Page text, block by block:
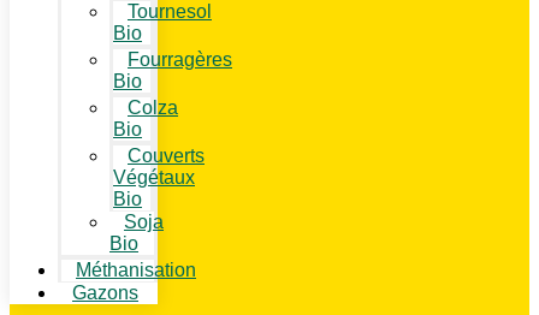
Tournesol
Bio
Fourragères
Bio
Colza
Bio
Couverts
Végétaux
Bio
Soja
Bio
Méthanisation
Gazons